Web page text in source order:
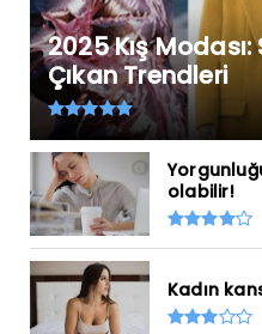
2025 Kış
Çıkan Trendleri
olabilir!
Kadın